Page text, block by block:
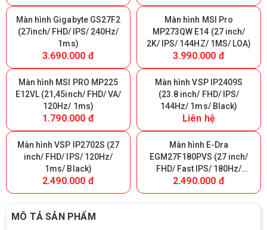
Màn hình Gigabyte GS27F2
(27inch/ FHD/ IPS/ 240Hz/
1ms)
3.690.000 đ
Màn hình MSI Pro
MP273QW E14 (27 inch/
2K/ IPS/ 144HZ/ 1MS/ LOA)
3.990.000 đ
Màn hình MSI PRO MP225
E12VL (21,45inch/ FHD/ VA/
120Hz/ 1ms)
1.790.000 đ
Màn hình VSP IP2409S
(23.8 inch/ FHD/ IPS/
144Hz/ 1ms/ Black)
Liên hệ
Màn hình VSP IP2702S (27
inch/ FHD/ IPS/ 120Hz/
1ms/ Black)
2.490.000 đ
Màn hình E-Dra
EGM27F180PVS (27 inch/
FHD/ Fast IPS/ 180Hz/
0.5ms)
2.490.000 đ
MÔ TẢ SẢN PHẨM